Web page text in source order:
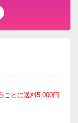
ごとに送料5,000円